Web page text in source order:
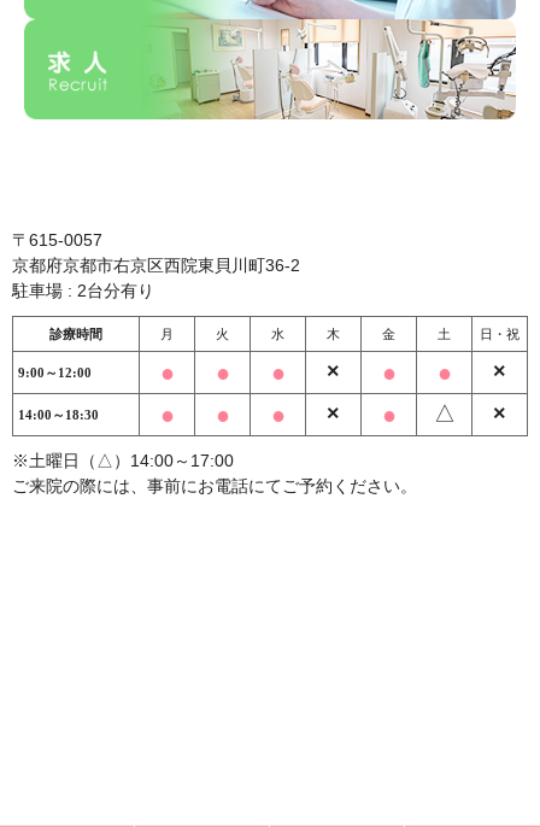
〒615-0057
京都府京都市右京区西院東貝川町36-2
駐車場 : 2台分有り
診療時間 月 火 水 木 金 土 日・祝
9:00～12:00 ● ● ● × ● ● ×
14:00～18:30 ● ● ● × ● △ ×
※土曜日（△）14:00～17:00
ご来院の際には、事前にお電話にてご予約ください。